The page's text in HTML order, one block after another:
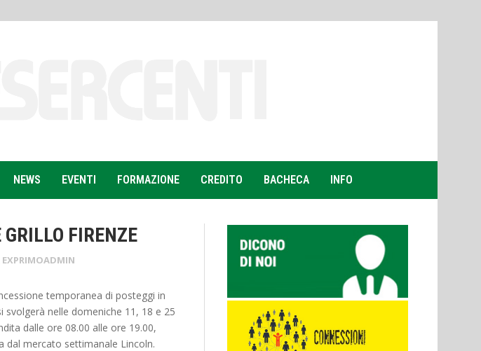
NEWS EVENTI FORMAZIONE CREDITO BACHECA INFO
FIRENZE
EXPRIMOADMIN
temporanea di posteggi in
svolgerà nelle domeniche 11, 18 e 25
dalle ore 08.00 alle ore 19.00,
dal mercato settimanale Lincoln.